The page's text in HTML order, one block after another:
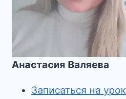
Анастасия Валяева
Записаться на урок